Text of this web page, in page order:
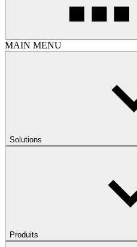
MAIN MENU
Solutions
Produits